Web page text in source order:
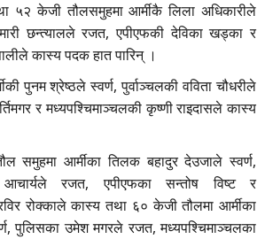
५२ केजी तौलसमुहमा आर्मीकै लिला अधिकारीले
छन्त्यालले रजत, एपीएफकी देविका खड्का र
कास्य पदक हात पारिन् ।
पुनम श्रेष्ठले स्वर्ण, पुर्वाञ्चलकी वविता चौधरीले
र मध्यपश्चिमाञ्चलकी कृष्णी राइदासले कास्य
समुहमा आर्मीका तिलक बहादुर देउजाले स्वर्ण,
रजत, एपीएफका सन्तोष विष्ट र
रोक्काले कास्य तथा ६० केजी तौलमा आर्मीका
पुलिसका उमेश मगरले रजत, मध्यपश्चिमाञ्चलका